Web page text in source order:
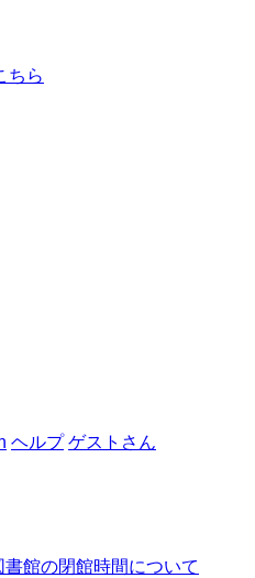
ちら
ヘルプ ゲストさん
書館の閉館時間について